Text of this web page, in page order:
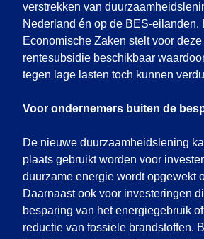
verstrekken van
Nederland én op de BES-eilanden.
Economische Zaken stelt voor
rentesubsidie beschikbaar
tegen lage lasten toch kunnen
Voor ondernemers buiten de
De nieuwe duurzaamheidslening
plaats gebruikt worden voor
duurzame energie wordt opgewekt
Daarnaast ook voor investeringen
besparing van het energiegebruik
reductie van fossiele brandstoffen.